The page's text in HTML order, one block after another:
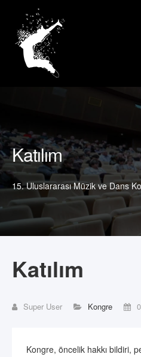
arama...
Katılım
15. Uluslararası Müzik ve Dans
Katılım
Super User Kongre
Kongre, öncelik hakkı bildiri,